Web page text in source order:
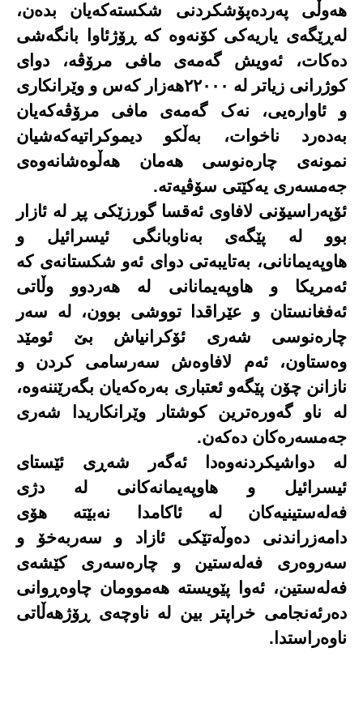
هەوڵی پەردەپۆشکردنی شکستەکەیان بدەن،
لەڕێگەی یاریەکی کۆنەوە کە ڕۆژئاوا بانگەشی
دەکات، ئەویش گەمەی مافی مرۆڤە، دوای
کوژرانی زیاتر لە ٢٢٠٠٠هەزار کەس و وێرانکاری
و ئاوارەیی، نەک گەمەی مافی مرۆڤەکەیان
بەدەرد ناخوات، بەڵکو دیموکراتیەکەشیان
نمونەی چارەنوسی هەمان هەڵوەشانەوەی
جەمسەری یەکێتی سۆڤیەتە.
ئۆپەراسیۆنی لافاوی ئەقسا گورزێکی پڕ لە ئازار
بوو لە پێگەی بەناوبانگی ئیسرائیل و
هاوپەیمانانی، بەتایبەتی دوای ئەو شکستانەی کە
ئەمریکا و هاوپەیمانانی لە هەردوو وڵاتی
ئەفغانستان و عێراقدا تووشی بوون، لە سەر
چارەنوسی شەری ئۆکرانیاش بێ ئومێد
وەستاون، ئەم لافاوەش سەرسامی کردن و
نازانن چۆن پێگەو ئعتباری بەرەکەیان بگەرێننەوە،
لە ناو گەورەترین کوشتار وێرانکاریدا شەری
جەمسەرەکان دەکەن.
لە دواشیکردنەوەدا ئەگەر شەڕی ئێستای
ئیسرائیل و هاوپەیمانەکانی لە دژی
فەلەستینیەکان لە ئاکامدا نەبێتە هۆی
دامەزراندنی دەوڵەتێکی ئازاد و سەربەخۆ و
سەروەری فەلەستین و چارەسەری کێشەی
فەلەستین، ئەوا پێویستە هەموومان چاوەڕوانی
دەرئەنجامی خراپتر بین لە ناوچەی ڕۆژهەڵاتی
ناوەراستدا.